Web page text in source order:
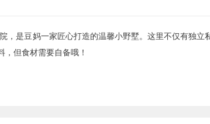
，是豆妈一家匠心打造的温馨小野墅。这里不仅有独立
，但食材需要自备哦！